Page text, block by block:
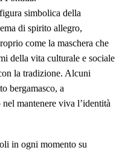
simbolica della
di spirito allegro,
come la maschera che
della vita culturale e sociale
la tradizione. Alcuni
bergamasco, a
mantenere viva l’identità
in ogni momento su